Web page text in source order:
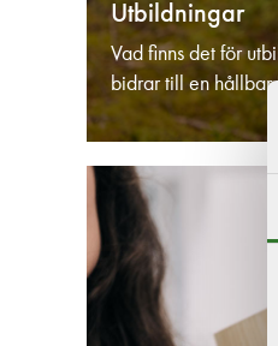
Utbildningar
Vad finns det för
bidrar till en hållbar